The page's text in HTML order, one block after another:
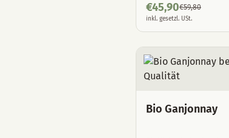
€45,90€59,80
inkl. gesetzl. USt.
Bio Ganjonnay